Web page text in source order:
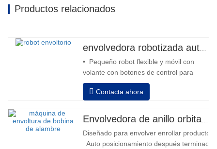
Productos relacionados
• Pequeño robot flexible y móvil con
volante con botones de control para
avanzar y retroceder • Operación fuera
de la columna • 2 baterías serie 12V /
batería llena 120-130 palets • Cargador
tiempo de carga aprox. 8-10h…
Contacta ahora
Diseñado para envolver enrollar
Auto posicionamiento después